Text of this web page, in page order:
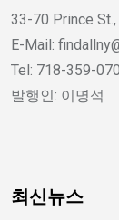
33-70 Prince
E-Mail:
Tel: 718-359-
발행인: 이명석
최신뉴스